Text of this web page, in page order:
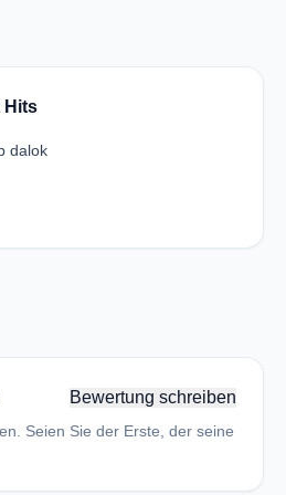
Hits
dalok
Bewertung schreiben
Seien Sie der Erste, der seine